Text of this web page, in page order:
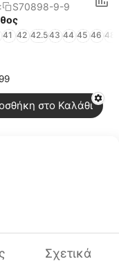
S70898-9-9
41 42 42.543 44 45 46 48
99
στο Καλάθι
99 Σχετικά